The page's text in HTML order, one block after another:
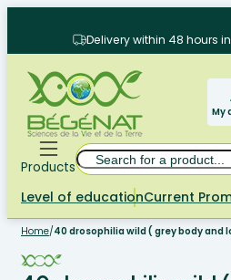
content
Delivery within 48 hours
My
Products
Search
Level of educationCurrent
Home/40 drosophilia wild ( grey body and